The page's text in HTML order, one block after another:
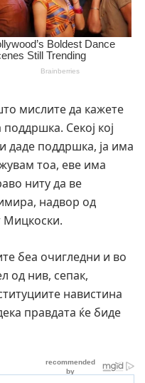
мислите да кажете
Секој кој
даде поддршка, ја има
тоа, еве има
ниту да ве
надвор од
Мицкоски.
беа очигледни и во
од нив, сепак,
навистина
правдата ќе биде